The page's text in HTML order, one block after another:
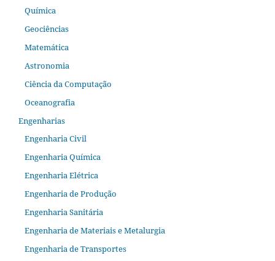
Química
Geociências
Matemática
Astronomia
Ciência da Computação
Oceanografia
Engenharias
Engenharia Civil
Engenharia Química
Engenharia Elétrica
Engenharia de Produção
Engenharia Sanitária
Engenharia de Materiais e Metalurgia
Engenharia de Transportes